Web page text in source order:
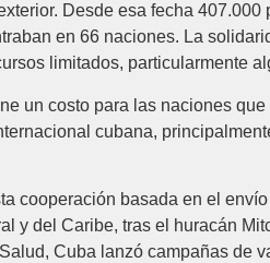
Desde esa fecha
en 66 naciones. La
limitados, particularmente
un costo para las naciones
cubana,
cooperación basada en el
y del Caribe, tras el huracán
Cuba lanzó campañas de